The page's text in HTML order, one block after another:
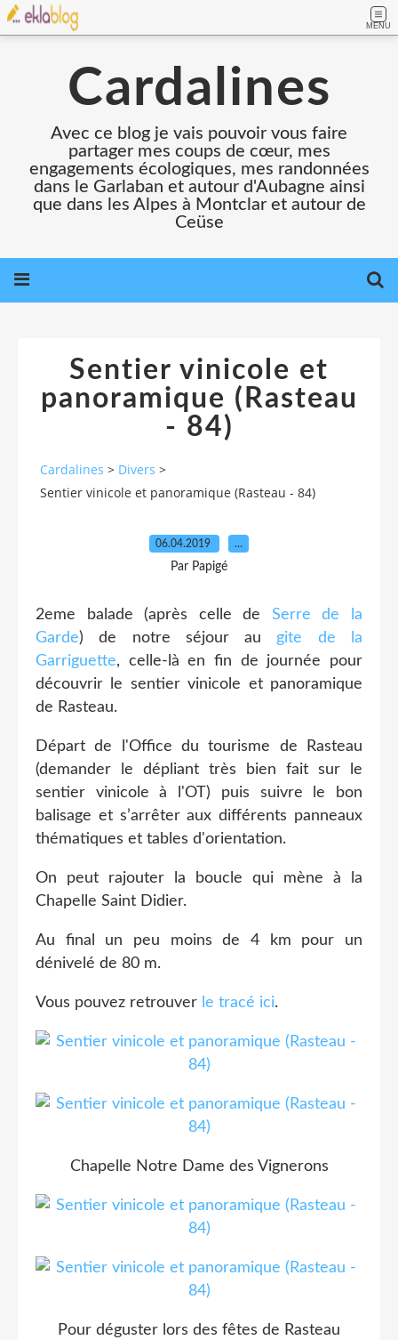
MENU
Cardalines
Avec ce blog je vais pouvoir vous faire
partager mes coups de cœur, mes
engagements écologiques, mes randonnées
dans le Garlaban et autour d'Aubagne ainsi
que dans les Alpes à Montclar et autour de
Ceüse
Sentier vinicole et
panoramique (Rasteau
- 84)
Cardalines > Divers >
Sentier vinicole et panoramique (Rasteau - 84)
06.04.2019 …
Par Papigé
2eme balade (après celle de Serre de la
Garde) de notre séjour au gite de la
Garriguette, celle-là en fin de journée pour
découvrir le sentier vinicole et panoramique
de Rasteau.
Départ de l'Office du tourisme de Rasteau
(demander le dépliant très bien fait sur le
sentier vinicole à l'OT) puis suivre le bon
balisage et s’arrêter aux différents panneaux
thématiques et tables d'orientation.
On peut rajouter la boucle qui mène à la
Chapelle Saint Didier.
Au final un peu moins de 4 km pour un
dénivelé de 80 m.
Vous pouvez retrouver le tracé ici.
Chapelle Notre Dame des Vignerons
Pour déguster lors des fêtes de Rasteau